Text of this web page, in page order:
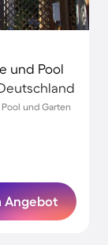
und Pool
und Garten
Angebot